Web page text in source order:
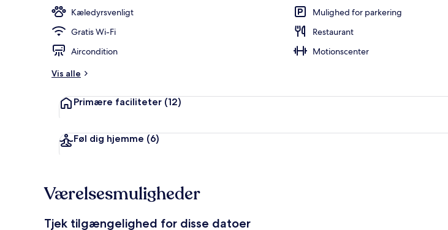
Kæledyrsvenligt
Mulighed for parkering
Gratis Wi-Fi
Restaurant
Aircondition
Motionscenter
Vis alle
Primære faciliteter (12)
Føl dig hjemme (6)
Værelsesmuligheder
Tjek tilgængelighed for disse datoer